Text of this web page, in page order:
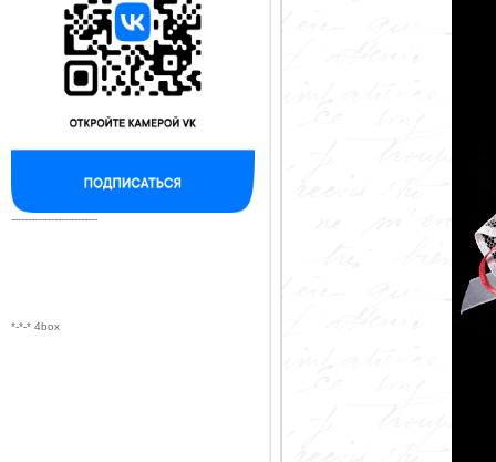
--------------------------
*-*-* 4box